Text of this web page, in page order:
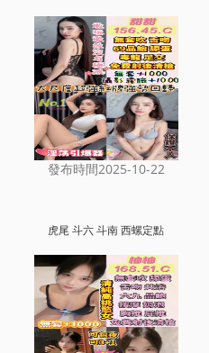
發布時間2025-10-22
虎尾 斗六 斗南 西螺定點